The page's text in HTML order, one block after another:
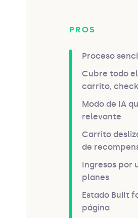
PROS
Proceso
Cubre todo
carrito,
Modo de IA
relevante
Carrito
de
Ingresos por
planes
Estado Built
página